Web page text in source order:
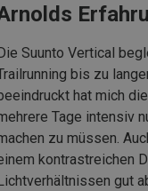
Suunto Vertical
bis zu
hat mich
Tage intensiv
zu müssen.
kontrastreichen
gut